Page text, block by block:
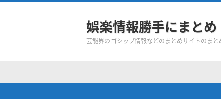
娯楽情報勝手にまとめ
芸能界のゴシップ情報などのまとめサイトのまと